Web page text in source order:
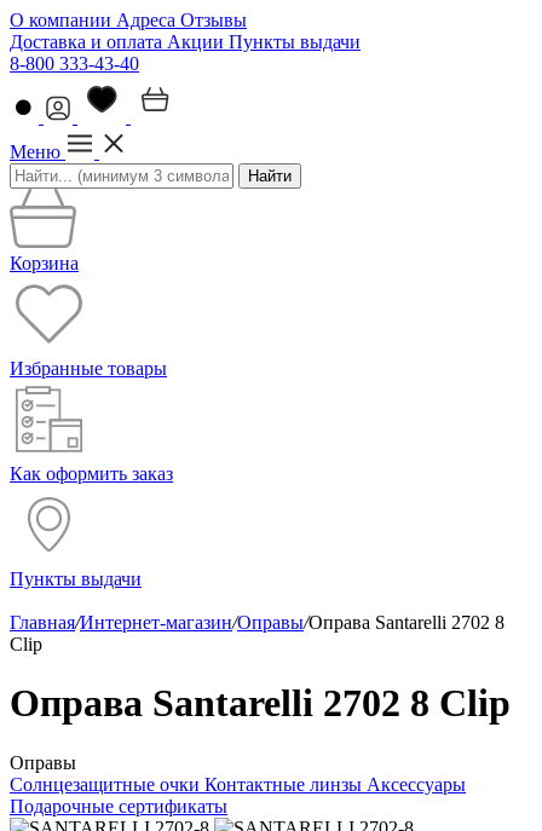
О компании Адреса Отзывы
Доставка и оплата Акции Пункты выдачи
8-800 333-43-40
Меню
Найти
Корзина
Избранные товары
Как оформить заказ
Пункты выдачи
Главная/Интернет-магазин/Оправы/Оправа Santarelli 2702 8
Clip
Оправа Santarelli 2702 8 Clip
Оправы
Солнцезащитные очки Контактные линзы Аксессуары
Подарочные сертификаты